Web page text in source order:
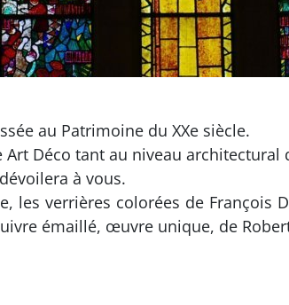
au Patrimoine du XXe siècle.
Déco tant au niveau
à vous.
les verrières colorées de
émaillé, œuvre unique, de